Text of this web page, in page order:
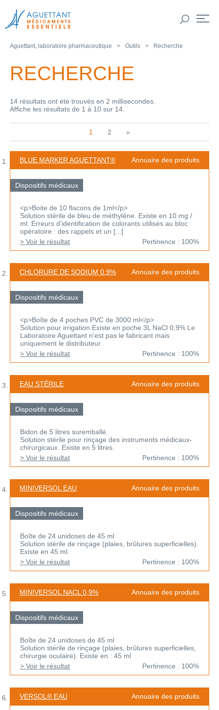
Aguettant, laboratoire pharmaceutique Outils Recherche
RECHERCHE
14 résultats ont été trouvés en 2 millisecondes.
Affiche les résultats de 1 à 10 sur 14.
1 2 »
BLUE MARKER AGUETTANT® Annuaire des produits
Dispositifs médicaux
<p>Boite de 10 flacons de 1ml</p>
Solution stérile de bleu de méthylène. Existe en 10 mg /
ml. Erreurs d’identification de colorants utilisés au bloc
opératoire : des rappels et un [...]
> Voir le résultat
Pertinence : 100%
CHLORURE DE SODIUM 0.9% Annuaire des produits
Dispositifs médicaux
<p>Boîte de 4 poches PVC de 3000 ml</p>
Solution pour irrigation Existe en poche 3L NaCl 0,9% Le
Laboratoire Aguettant n'est pas le fabricant mais
uniquement le distributeur.
> Voir le résultat
Pertinence : 100%
EAU STÉRILE Annuaire des produits
Dispositifs médicaux
Bidon de 5 litres suremballé.
Solution stérile pour rinçage des instruments médicaux-
chirurgicaux. Existe en 5 litres.
> Voir le résultat
Pertinence : 100%
MINIVERSOL EAU Annuaire des produits
Dispositifs médicaux
Boîte de 24 unidoses de 45 ml
Solution stérile de rinçage (plaies, brûlures superficielles).
Existe en 45 ml.
> Voir le résultat
Pertinence : 100%
MINIVERSOL NACL 0,9% Annuaire des produits
Dispositifs médicaux
Boîte de 24 unidoses de 45 ml
Solution stérile de rinçage (plaies, brûlures superficielles,
chirurgie oculaire). Existe en : 45 ml
> Voir le résultat
Pertinence : 100%
VERSOL® EAU Annuaire des produits